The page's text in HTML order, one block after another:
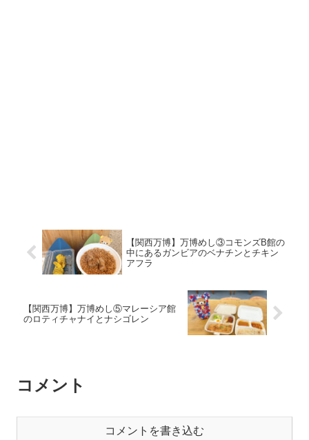
【関西万博】万博めし③コモンズB館の
中にあるガンビアのベナチンとチキン
アフラ
【関西万博】万博めし⑤マレーシア館
のロティチャナイとナシゴレン
コメント
コメントを書き込む